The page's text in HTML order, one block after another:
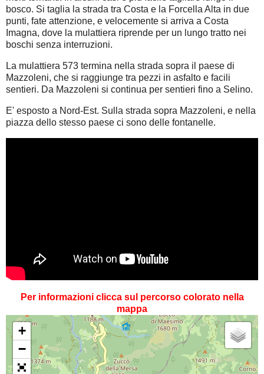
bosco. Si taglia la strada tra Costa e la Forcella Alta in due
punti, fate attenzione, e velocemente si arriva a Costa
Imagna, dove la mulattiera riprende per un lungo tratto nei
boschi senza interruzioni.
La mulattiera 573 termina nella strada sopra il paese di
Mazzoleni, che si raggiunge tra pezzi in asfalto e facili
sentieri. Da Mazzoleni si continua per sentieri fino a Selino.
E' esposto a Nord-Est. Sulla strada sopra Mazzoleni, e nella
piazza dello stesso paese ci sono delle fontanelle.
Per informazioni clicca sul percorso colorato nella
mappa
+
−